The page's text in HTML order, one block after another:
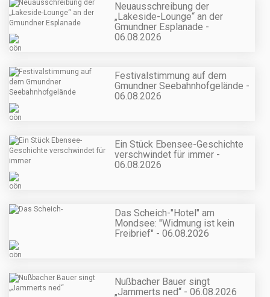
Neuausschreibung der
„Lakeside-Lounge“ an der
Gmundner Esplanade -
06.08.2026
Festivalstimmung auf dem
Gmundner Seebahnhofgelände -
06.08.2026
Ein Stück Ebensee-Geschichte
verschwindet für immer -
06.08.2026
Das Scheich-"Hotel" am
Mondsee: "Widmung ist kein
Freibrief" - 06.08.2026
Nußbacher Bauer singt
„Jammerts ned“ - 06.08.2026